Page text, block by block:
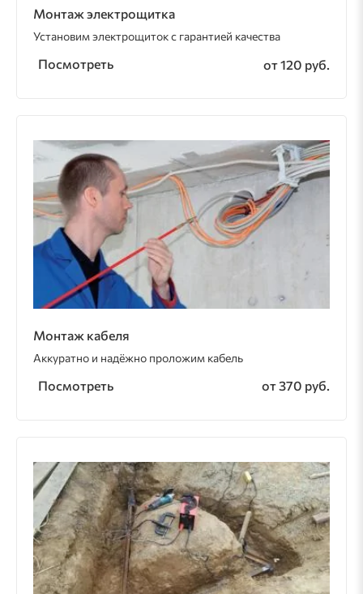
Монтаж электрощитка
Установим электрощиток с гарантией качества
Посмотреть от 120 руб.
Монтаж кабеля
Аккуратно и надёжно проложим кабель
Посмотреть от 370 руб.